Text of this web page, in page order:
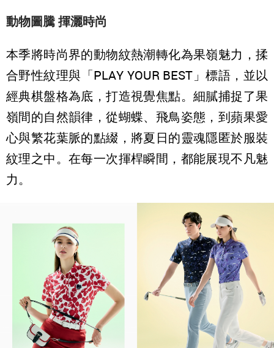
動物圖騰 揮灑時尚
本季將時尚界的動物紋熱潮轉化為果嶺魅力，揉
合野性紋理與「PLAY YOUR BEST」標語，並以
經典棋盤格為底，打造視覺焦點。細膩捕捉了果
嶺間的自然韻律，從蝴蝶、飛鳥姿態，到蘋果愛
心與繁花葉脈的點綴，將夏日的靈魂隱匿於服裝
紋理之中。在每一次揮桿瞬間，都能展現不凡魅
力。